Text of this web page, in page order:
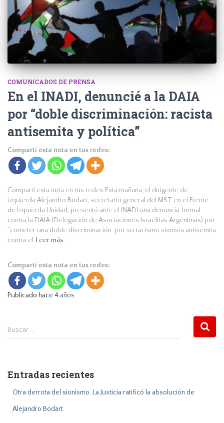
COMUNICADOS DE PRENSA
En el INADI, denuncié a la DAIA
por “doble discriminación: racista
antisemita y política”
Compartí esta nota en tus redes:
Compartí esta nota en tus redes:Esta mañana, el dirigente de
izquierda Alejandro Bodart, secretario general del MST en el Frente
de Izquierda Unidad, presentó ante el INADI una denuncia formal
contra la DAIA (Delegación de Asociaciones Israelitas Argentinas) por
“cometer una doble discriminación: por su racismo sionista antisemita
contra el
Leer más…
Compartí esta nota en tus redes:
Publicado hace 4 años
B
r
Buscar …
Entradas recientes
Otra derrota del sionismo. La Justicia ratificó la absolución de
Alejandro Bodart